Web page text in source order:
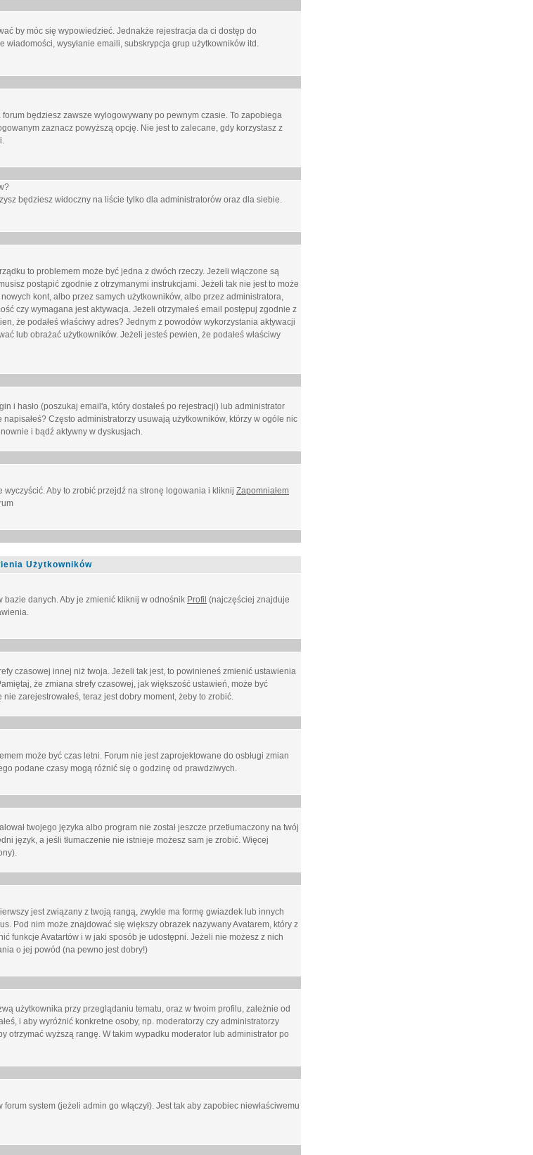
by móc się wypowiedzieć. Jednakże rejestracja da ci dostęp do
wiadomości, wysyłanie emaili, subskrypcja grup użytkowników itd.
będziesz zawsze wylogowywany po pewnym czasie. To zapobiega
zaznacz powyższą opcję. Nie jest to zalecane, gdy korzystasz z
będziesz widoczny na liście tylko dla administratorów oraz dla siebie.
to problemem może być jedna z dwóch rzeczy. Jeżeli włączone są
postąpić zgodnie z otrzymanymi instrukcjami. Jeżeli tak nie jest to może
kont, albo przez samych użytkowników, albo przez administratora,
czy wymagana jest aktywacja. Jeżeli otrzymałeś email postępuj zgodnie z
że podałeś właściwy adres? Jednym z powodów wykorzystania aktywacji
lub obrażać użytkowników. Jeżeli jesteś pewien, że podałeś właściwy
i hasło (poszukaj email'a, który dostałeś po rejestracji) lub administrator
Często administratorzy usuwają użytkowników, którzy w ogóle nic
i bądź aktywny w dyskusjach.
Aby to zrobić przejdź na stronę logowania i kliknij Zapomniałem
Użytkowników
danych. Aby je zmienić kliknij w odnośnik Profil (najczęściej znajduje
czasowej innej niż twoja. Jeżeli tak jest, to powinieneś zmienić ustawienia
że zmiana strefy czasowej, jak większość ustawień, może być
zarejestrowałeś, teraz jest dobry moment, żeby to zrobić.
może być czas letni. Forum nie jest zaprojektowane do osbługi zmian
podane czasy mogą różnić się o godzinę od prawdziwych.
twojego języka albo program nie został jeszcze przetłumaczony na twój
język, a jeśli tłumaczenie nie istnieje możesz sam je zrobić. Więcej
jest związany z twoją rangą, zwykle ma formę gwiazdek lub innych
Pod nim może znajdować się większy obrazek nazywany Avatarem, który z
funkcje Avatartów i w jaki sposób je udostępni. Jeżeli nie możesz z nich
o jej powód (na pewno jest dobry!)
użytkownika przy przeglądaniu tematu, oraz w twoim profilu, zależnie od
i aby wyróżnić konkretne osoby, np. moderatorzy czy administratorzy
wyższą rangę. W takim wypadku moderator lub administrator po
system (jeżeli admin go włączył). Jest tak aby zapobiec niewłaściwemu